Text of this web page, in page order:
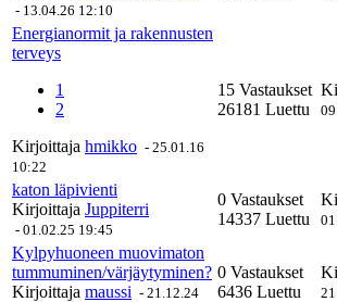
- 13.04.26 12:10
Energianormit ja rakennusten
terveys
1
2
Kirjoittaja hmikko - 25.01.16
10:22
15 Vastaukset
26181 Luettu
katon läpivienti
Kirjoittaja Juppiterri
- 01.02.25 19:45
0 Vastaukset
14337 Luettu
Kylpyhuoneen muovimaton
tummuminen/värjäytyminen?
Kirjoittaja maussi - 21.12.24
0 Vastaukset
6436 Luettu